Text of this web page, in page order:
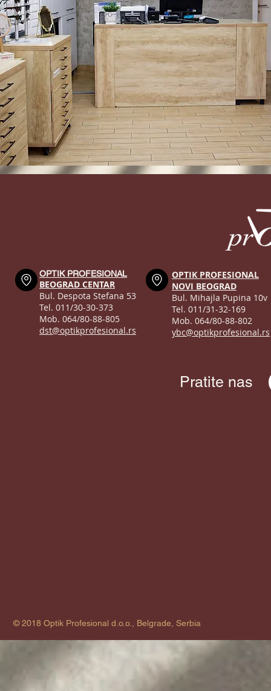
OPTIK PROFESIONAL
BEOGRAD CENTAR
Bul. Despota Stefana 53
Tel. 011/30-30-373
Mob. 064/80-88-805
dst@optikprofesional.rs
OPTIK PROFESIONAL
NOVI BEOGRAD
Bul. Mihajla Pupina 10v
Tel. 011/31-32-169
Mob. 064/80-88-802
ybc@optikprofesional.rs
Pratite nas
© 2018 Optik Profesional d.o.o., Belgrade, Serbia